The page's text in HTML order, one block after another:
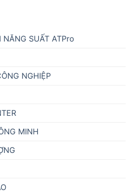
NĂNG SUẤT ATPro
NGHIỆP
MINH